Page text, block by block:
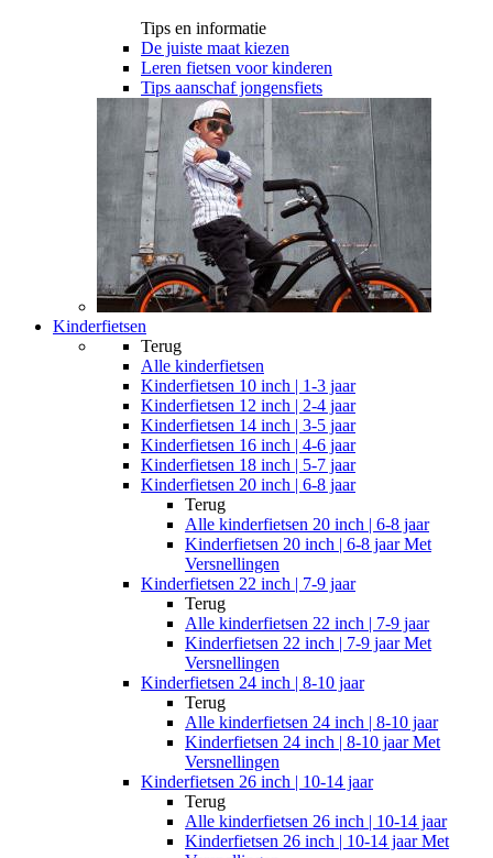
Tips en informatie
De juiste maat kiezen
Leren fietsen voor kinderen
Tips aanschaf jongensfiets
Kinderfietsen
Terug
Alle kinderfietsen
Kinderfietsen 10 inch | 1-3 jaar
Kinderfietsen 12 inch | 2-4 jaar
Kinderfietsen 14 inch | 3-5 jaar
Kinderfietsen 16 inch | 4-6 jaar
Kinderfietsen 18 inch | 5-7 jaar
Kinderfietsen 20 inch | 6-8 jaar
Terug
Alle kinderfietsen 20 inch | 6-8 jaar
Kinderfietsen 20 inch | 6-8 jaar Met
Versnellingen
Kinderfietsen 22 inch | 7-9 jaar
Terug
Alle kinderfietsen 22 inch | 7-9 jaar
Kinderfietsen 22 inch | 7-9 jaar Met
Versnellingen
Kinderfietsen 24 inch | 8-10 jaar
Terug
Alle kinderfietsen 24 inch | 8-10 jaar
Kinderfietsen 24 inch | 8-10 jaar Met
Versnellingen
Kinderfietsen 26 inch | 10-14 jaar
Terug
Alle kinderfietsen 26 inch | 10-14 jaar
Kinderfietsen 26 inch | 10-14 jaar Met